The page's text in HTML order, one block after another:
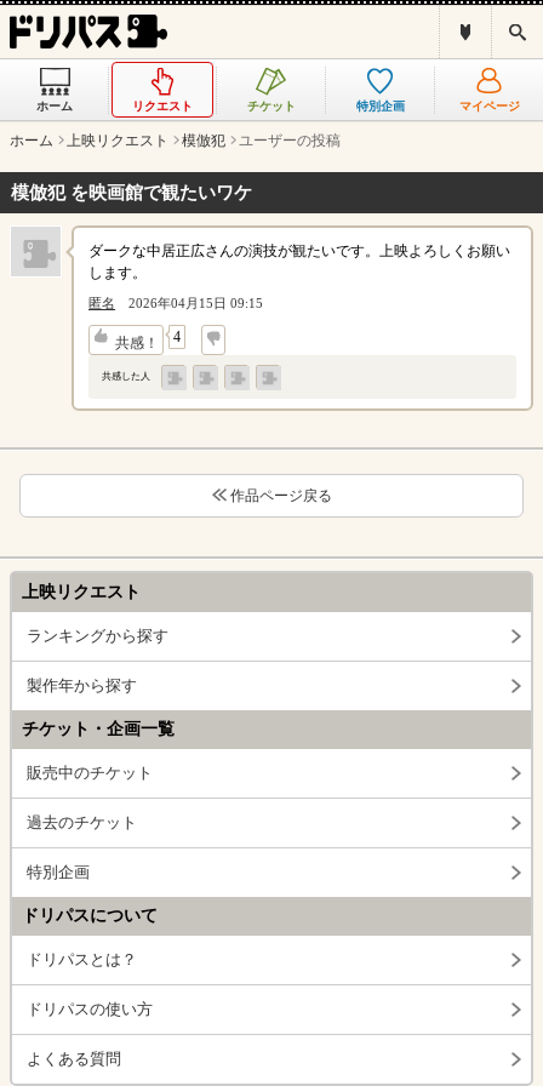
ス
ホーム リクエスト チケット 特別企画 マイページ
ホーム 上映リクエスト 模倣犯 ユーザーの投稿
模倣犯 を映画館で観たいワケ
ダークな中居正広さんの演技が観たいです。上映よろしくお願い
します。
匿名 2026年04月15日 09:15
共感！ 4
↓
共感した人
作品ページ戻る
上映リクエスト
ランキングから探す
製作年から探す
チケット・企画一覧
販売中のチケット
過去のチケット
特別企画
ドリパスについて
ドリパスとは？
ドリパスの使い方
よくある質問